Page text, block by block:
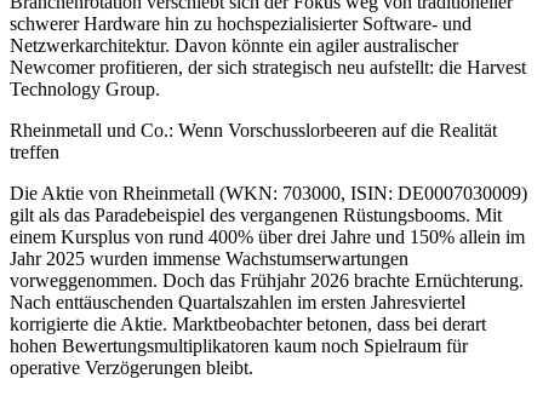
schwerer Hardware hin zu hochspezialisierter Software- und
Netzwerkarchitektur. Davon könnte ein agiler australischer
Newcomer profitieren, der sich strategisch neu aufstellt: die Harvest
Technology Group.
Rheinmetall und Co.: Wenn Vorschusslorbeeren auf die Realität
treffen
Die Aktie von Rheinmetall (WKN: 703000, ISIN: DE0007030009)
gilt als das Paradebeispiel des vergangenen Rüstungsbooms. Mit
einem Kursplus von rund 400% über drei Jahre und 150% allein im
Jahr 2025 wurden immense Wachstumserwartungen
vorweggenommen. Doch das Frühjahr 2026 brachte Ernüchterung.
Nach enttäuschenden Quartalszahlen im ersten Jahresviertel
korrigierte die Aktie. Marktbeobachter betonen, dass bei derart
hohen Bewertungsmultiplikatoren kaum noch Spielraum für
operative Verzögerungen bleibt.